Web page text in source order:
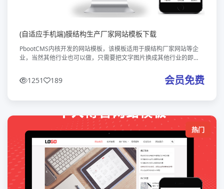
(自适应手机端)膜结构生产厂家网站模板下载
PbootCMS内核开发的网站模板，该模板适用于膜结构厂家网站等企
业，当然其他行业也可以做，只需要把文字图片换成其他行业的即
试数据！ 友好的
1251 189 会员免费
热门